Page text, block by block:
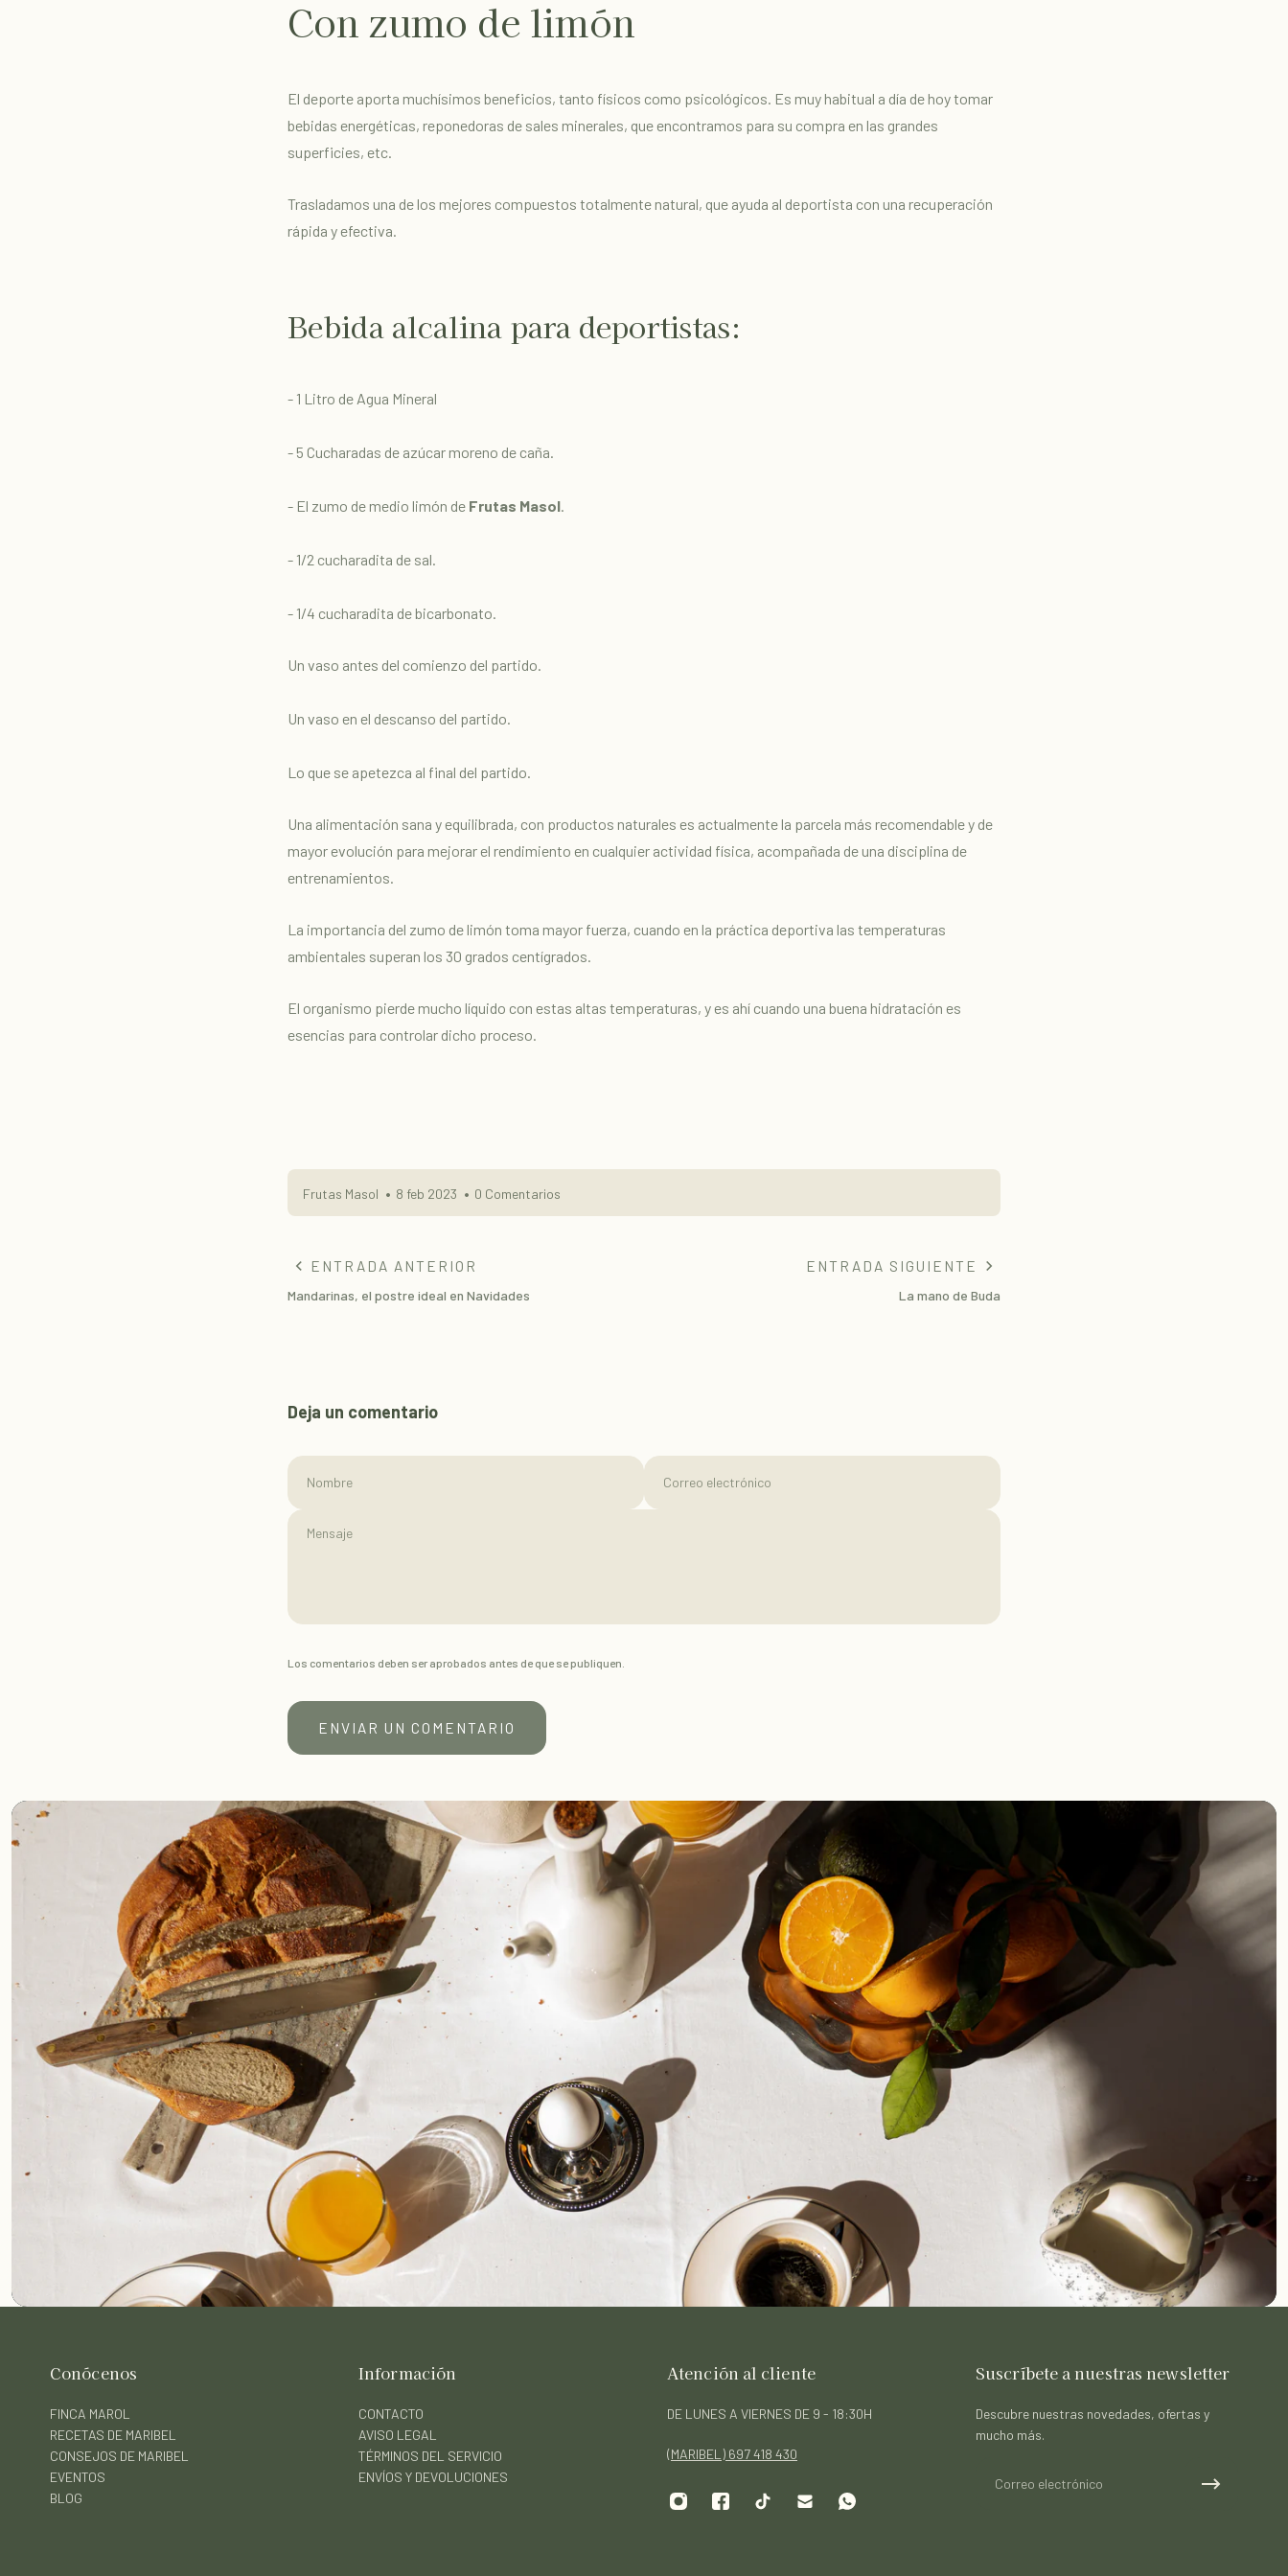
Con zumo de limón
El deporte aporta muchísimos beneficios, tanto físicos como psicológicos. Es muy habitual a día de hoy tomar
bebidas energéticas, reponedoras de sales minerales, que encontramos para su compra en las grandes
superficies, etc.
Trasladamos una de los mejores compuestos totalmente natural, que ayuda al deportista con una recuperación
rápida y efectiva.
Bebida alcalina para deportistas:
- 1 Litro de Agua Mineral
- 5 Cucharadas de azúcar moreno de caña.
- El zumo de medio limón de Frutas Masol.
- 1/2 cucharadita de sal.
- 1/4 cucharadita de bicarbonato.
Un vaso antes del comienzo del partido.
Un vaso en el descanso del partido.
Lo que se apetezca al final del partido.
Una alimentación sana y equilibrada, con productos naturales es actualmente la parcela más recomendable y de
mayor evolución para mejorar el rendimiento en cualquier actividad física, acompañada de una disciplina de
entrenamientos.
La importancia del zumo de limón toma mayor fuerza, cuando en la práctica deportiva las temperaturas
ambientales superan los 30 grados centígrados.
El organismo pierde mucho líquido con estas altas temperaturas, y es ahí cuando una buena hidratación es
esencias para controlar dicho proceso.
Frutas Masol 8 feb 2023 0 Comentarios
ENTRADA ANTERIOR
Mandarinas, el postre ideal en Navidades
ENTRADA SIGUIENTE
La mano de Buda
Deja un comentario
Nombre Correo electrónico
Los comentarios deben ser aprobados antes de que se publiquen.
ENVIAR UN COMENTARIO
Conócenos
FINCA MAROL
RECETAS DE MARIBEL
CONSEJOS DE MARIBEL
EVENTOS
BLOG
Información
CONTACTO
AVISO LEGAL
TÉRMINOS DEL SERVICIO
ENVÍOS Y DEVOLUCIONES
Atención al cliente
DE LUNES A VIERNES DE 9 - 18:30H
(MARIBEL) 697 418 430
Suscríbete a nuestras newsletter
Descubre nuestras novedades, ofertas y
mucho más.